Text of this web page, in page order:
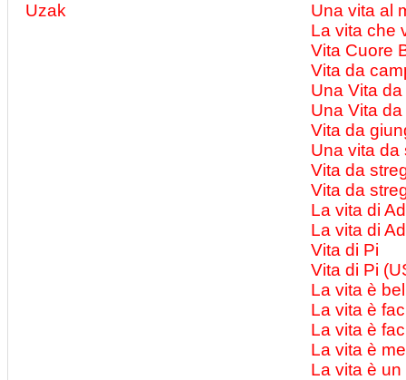
Uzak
Una vita al
La vita che
Vita Cuore
Vita da
Una Vita
Una Vita
Vita da
Una vita da
Vita da
Vita da
La vita di
La vita di
Vita di Pi
Vita di Pi
La vita è
La vita è
La vita è
La vita è
La vita è un